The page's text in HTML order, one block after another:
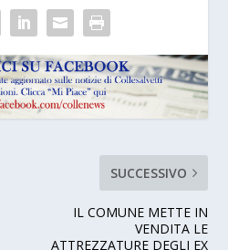
SUCCESSIVO
IL COMUNE METTE IN
VENDITA LE
ATTREZZATURE DEGLI EX